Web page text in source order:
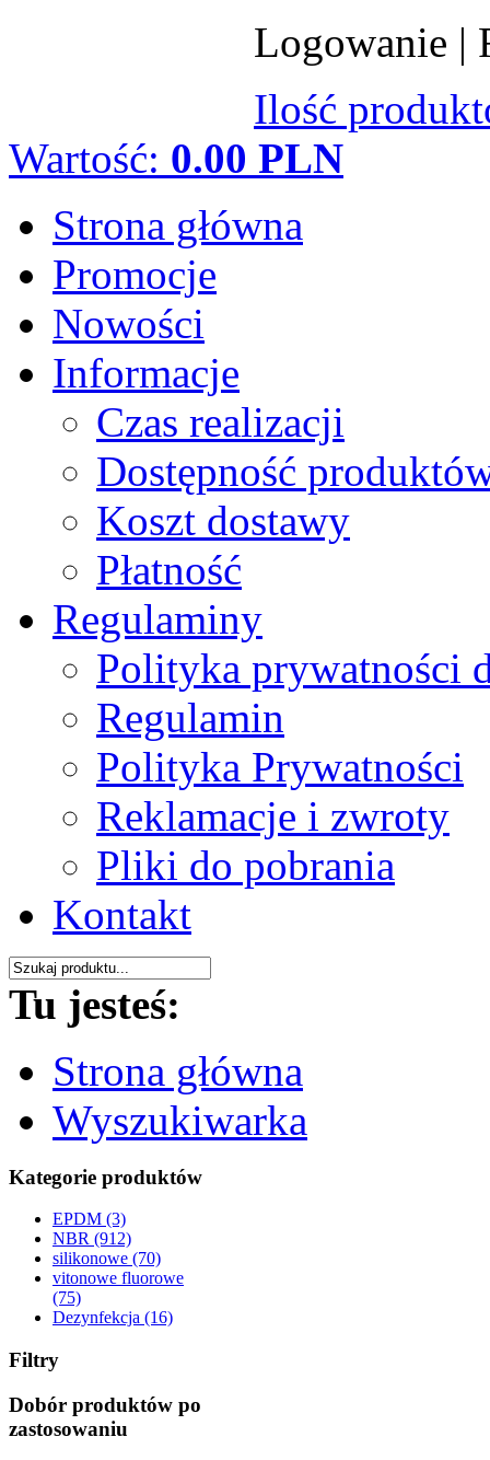
Logowanie |
Ilość
Wartość: 0.00 PLN
Strona główna
Promocje
Nowości
Informacje
Czas realizacji
Dostępność
Koszt dostawy
Płatność
Regulaminy
Polityka prywatności
Regulamin
Polityka Prywatności
Reklamacje i zwroty
Pliki do pobrania
Kontakt
Tu jesteś:
Strona główna
Wyszukiwarka
Kategorie produktów
EPDM (3)
NBR (912)
silikonowe (70)
vitonowe fluorowe
(75)
Dezynfekcja (16)
Filtry
Dobór produktów po
zastosowaniu